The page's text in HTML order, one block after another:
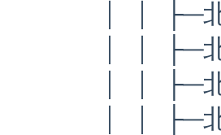
│ │ ├─
│ │ ├─
│ │ ├─
│ │ ├─